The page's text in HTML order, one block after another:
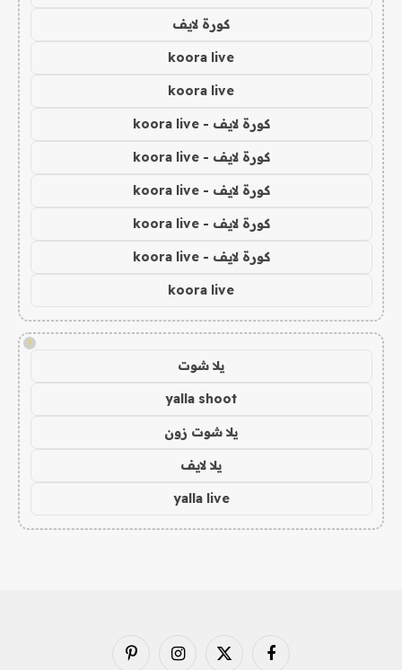
كورة لايف
koora live
koora live
كورة لايف - koora live
كورة لايف - koora live
كورة لايف - koora live
كورة لايف - koora live
كورة لايف - koora live
koora live
!
يلا شوت
yalla shoot
يلا شوت زون
يلا لايف
yalla live
فيسبوك X الانستغرامبينتيريست